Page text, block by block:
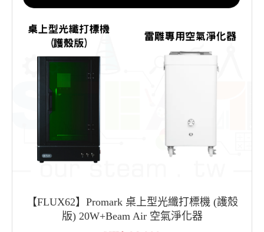
【FLUX62】Promark 桌上型光纖打標機 (護殼
版) 20W+Beam Air 空氣淨化器